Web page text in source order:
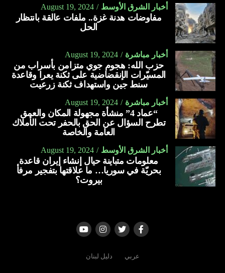
أخبار الشرق الأوسط August 19, 2024
مفاوضات هدنة غزة.. ملفات عالقة بانتظار
الحل
أخبار مباشرة August 19, 2024
حزب الله: هجوم جوي متزامن بأسراب من
المسيّرات الإنقضاضية على ثكنة يعرا وقاعدة
سنط جين واستهداف ثكنة زرعيت
أخبار مباشرة August 19, 2024
“عماد 4” منشأة مجهولة المكان والعمق
تطرح السؤال عن الحق بالحفر تحت الأملاك
العامة والخاصة
أخبار الشرق الأوسط August 19, 2024
معلومات متباينة حيال إنشاء إيران قاعدة
بحريّة في سوريا… ما علاقتها بتفجير مرفأ
بيروت؟
عربي دليل لبنان